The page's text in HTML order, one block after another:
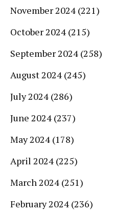
November 2024 (221)
October 2024 (215)
September 2024 (258)
August 2024 (245)
July 2024 (286)
June 2024 (237)
May 2024 (178)
April 2024 (225)
March 2024 (251)
February 2024 (236)